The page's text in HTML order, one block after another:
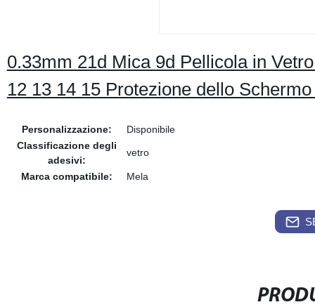
0.33mm 21d Mica 9d Pellicola in
12 13 14 15 Protezione dello
Personalizzazione:
Disponibile
Classificazione degli
adesivi:
vetro
Marca compatibile: Mela